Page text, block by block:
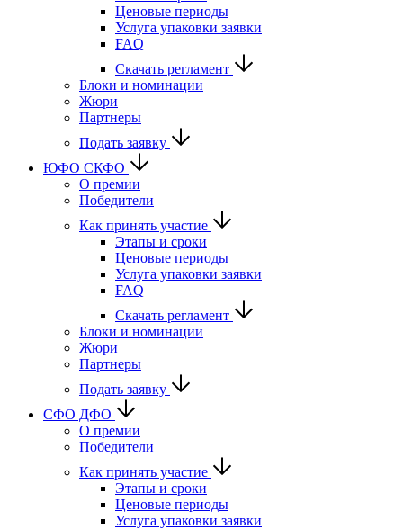
Ценовые периоды
Услуга упаковки заявки
FAQ
Скачать регламент
Блоки и номинации
Жюри
Партнеры
Подать заявку
ЮФО СКФО
О премии
Победители
Как принять участие
Этапы и сроки
Ценовые периоды
Услуга упаковки заявки
FAQ
Скачать регламент
Блоки и номинации
Жюри
Партнеры
Подать заявку
CФО ДФО
О премии
Победители
Как принять участие
Этапы и сроки
Ценовые периоды
Услуга упаковки заявки